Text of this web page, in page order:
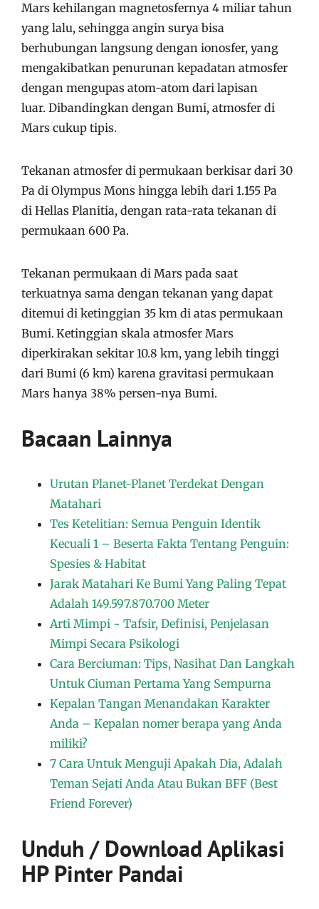
Mars kehilangan magnetosfernya 4 miliar tahun
yang lalu, sehingga angin surya bisa
berhubungan langsung dengan ionosfer, yang
mengakibatkan penurunan kepadatan atmosfer
dengan mengupas atom-atom dari lapisan
luar. Dibandingkan dengan Bumi, atmosfer di
Mars cukup tipis.
Tekanan atmosfer di permukaan berkisar dari 30
Pa di Olympus Mons hingga lebih dari 1.155 Pa
di Hellas Planitia, dengan rata-rata tekanan di
permukaan 600 Pa.
Tekanan permukaan di Mars pada saat
terkuatnya sama dengan tekanan yang dapat
ditemui di ketinggian 35 km di atas permukaan
Bumi. Ketinggian skala atmosfer Mars
diperkirakan sekitar 10.8 km, yang lebih tinggi
dari Bumi (6 km) karena gravitasi permukaan
Mars hanya 38% persen-nya Bumi.
Bacaan Lainnya
Urutan Planet-Planet Terdekat Dengan
Matahari
Tes Ketelitian: Semua Penguin Identik
Kecuali 1 – Beserta Fakta Tentang Penguin:
Spesies & Habitat
Jarak Matahari Ke Bumi Yang Paling Tepat
Adalah 149.597.870.700 Meter
Arti Mimpi ~ Tafsir, Definisi, Penjelasan
Mimpi Secara Psikologi
Cara Berciuman: Tips, Nasihat Dan Langkah
Untuk Ciuman Pertama Yang Sempurna
Kepalan Tangan Menandakan Karakter
Anda – Kepalan nomer berapa yang Anda
miliki?
7 Cara Untuk Menguji Apakah Dia, Adalah
Teman Sejati Anda Atau Bukan BFF (Best
Friend Forever)
Unduh / Download Aplikasi
HP Pinter Pandai